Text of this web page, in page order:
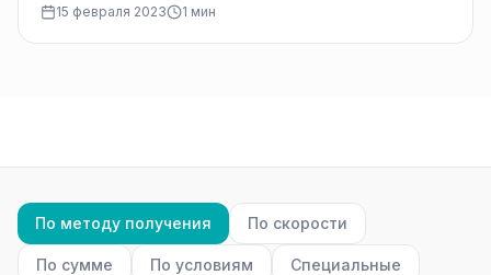
объяснить как тем, что заемщики…
15 февраля 2023 1 мин
По методу получения По скорости
По сумме По условиям Специальные